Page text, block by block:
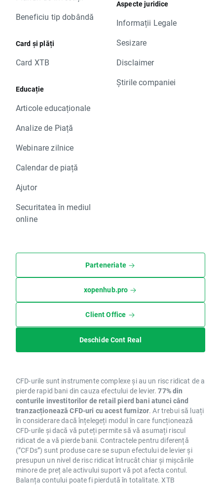
Beneficiu tip dobândă
Card și plăți
Card XTB
Educație
Articole educaționale
Analize de Piață
Webinare zilnice
Calendar de piață
Ajutor
Securitatea în mediul
online
Aspecte juridice
Informații Legale
Sesizare
Disclaimer
Știrile companiei
Parteneriate
xopenhub.pro
Client Office
Deschide Cont Real
CFD-urile sunt instrumente complexe și au un risc ridicat de a
pierde rapid bani din cauza efectului de levier.77% din
conturile investitorilor de retail pierd bani atunci când
tranzacționează CFD-uri cu acest furnizor. Ar trebui să luați
în considerare dacă înțelegeți modul în care funcționează
CFD-urile și dacă vă puteți permite să vă asumați riscul
ridicat de a vă pierde banii. Contractele pentru diferență
(”CFDs”) sunt produse care se supun efectului de levier și
presupun un nivel de risc ridicat întrucât chiar și mișcările
minore de preț ale activului suport vă pot afecta contul.
Balanța contului poate fi pierdută în totalitate. XTB